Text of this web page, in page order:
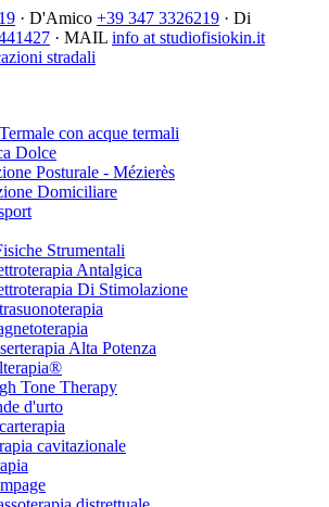
· D'Amico +39 347 3326219 · Di
· MAIL info at studiofisiokin.it
stradali
con acque termali
Dolce
Posturale - Mézierès
Domiciliare
Strumentali
Antalgica
Di Stimolazione
Alta Potenza
Tone Therapy
d'urto
cavitazionale